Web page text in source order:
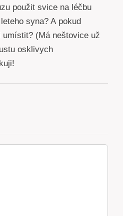
použit svice na léčbu
syna? A pokud
umístit? (Má neštovice už
osklivych